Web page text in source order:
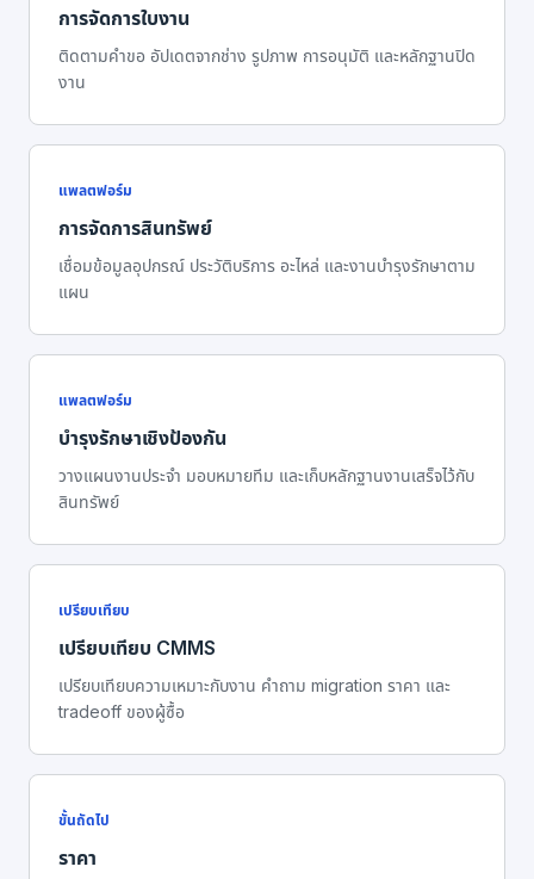
การจัดการใบงาน
ติดตามคำขอ อัปเดตจากช่าง รูปภาพ การอนุมัติ และหลักฐานปิด
งาน
แพลตฟอร์ม
การจัดการสินทรัพย์
เชื่อมข้อมูลอุปกรณ์ ประวัติบริการ อะไหล่ และงานบำรุงรักษาตาม
แผน
แพลตฟอร์ม
บำรุงรักษาเชิงป้องกัน
วางแผนงานประจำ มอบหมายทีม และเก็บหลักฐานงานเสร็จไว้กับ
สินทรัพย์
เปรียบเทียบ
เปรียบเทียบ CMMS
เปรียบเทียบความเหมาะกับงาน คำถาม migration ราคา และ
tradeoff ของผู้ซื้อ
ขั้นถัดไป
ราคา